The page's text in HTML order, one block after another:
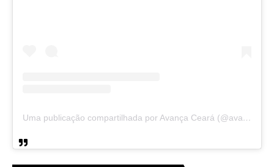
Uma publicação compartilhada por Avança Ceará (@avancaceara)